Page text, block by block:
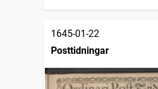
1645-01-22
Posttidningar